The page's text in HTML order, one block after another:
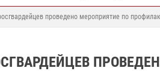
проведено мероприятие по